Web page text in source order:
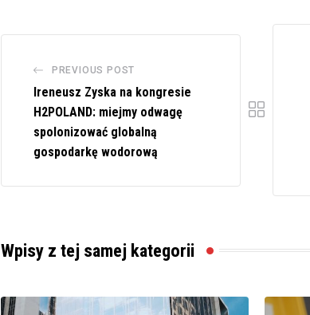
PREVIOUS POST
Ireneusz Zyska na kongresie
H2POLAND: miejmy odwagę
spolonizować globalną
gospodarkę wodorową
Wpisy z tej samej kategorii